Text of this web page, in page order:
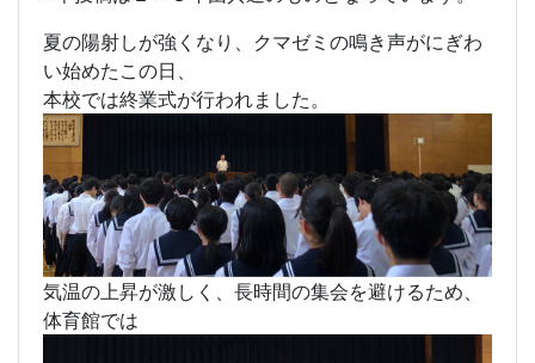
夏の陽射しが強くなり、クマゼミの鳴き声がにぎわ
い始めたこの日、
本校では終業式が行われました。
気温の上昇が激しく、長時間の集会を避けるため、
体育館では